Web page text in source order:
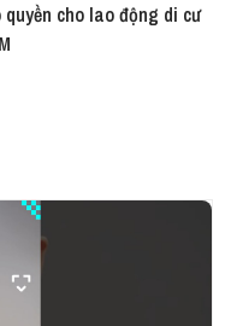
cho lao động di cư